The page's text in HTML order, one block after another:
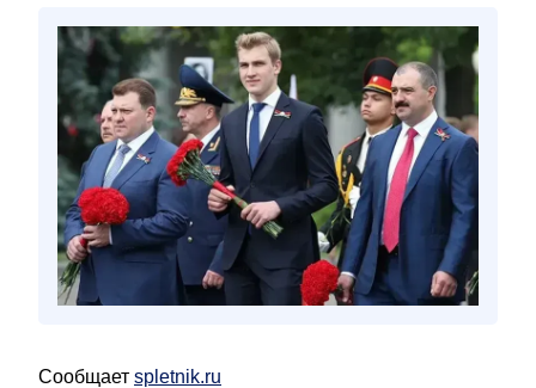
Сообщает spletnik.ru